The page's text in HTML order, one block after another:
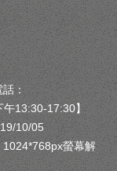
：
13:30-17:30】
10/05
螢幕解